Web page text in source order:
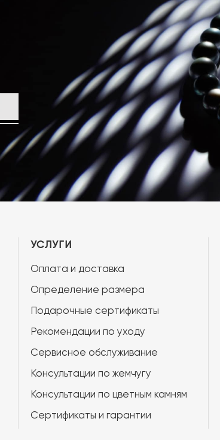
УСЛУГИ
Оплата и доставка
Определение размера
Подарочные сертификаты
Рекомендации по уходу
Сервисное обслуживание
Консультации по жемчугу
Консультации по цветным камням
Сертификаты и гарантии